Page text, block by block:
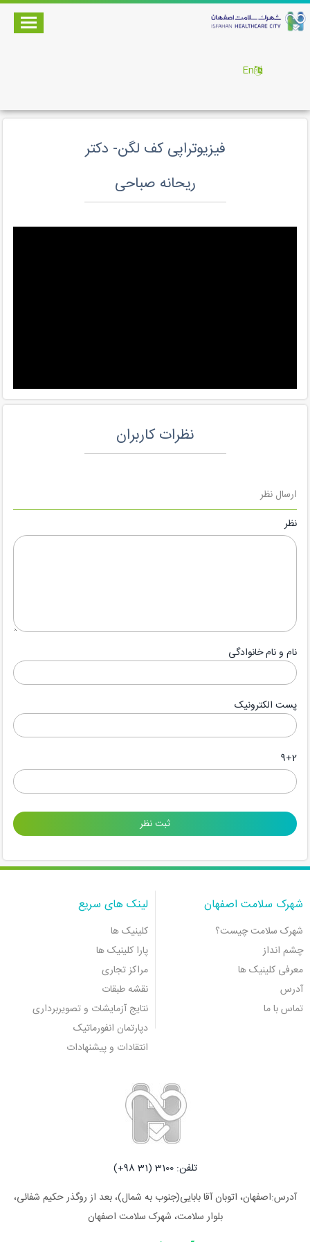
En
فیزیوتراپی کف لگن- دکتر
ریحانه صباحی
نظرات کاربران
ارسال نظر
نظر
نام و نام خانوادگی
پست الکترونیک
9+2
شهرک سلامت اصفهان
شهرک سلامت چیست؟
چشم انداز
معرفی کلینیک ها
آدرس
تماس با ما
لینک های سریع
کلینیک ها
پارا کلینیک ها
مراکز تجاری
نقشه طبقات
نتایج آزمایشات و تصویربرداری
دپارتمان انفورماتیک
انتقادات و پیشنهادات
تلفن: 3100 (31 98+)
آدرس:اصفهان، اتوبان آقا بابایی(جنوب به شمال)، بعد از روگذر حکیم شفائی،
بلوار سلامت، شهرک سلامت اصفهان